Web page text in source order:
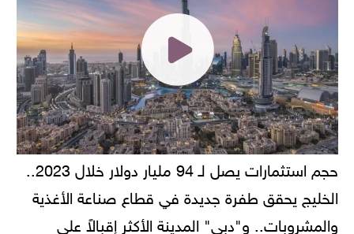
حجم استثمارات يصل لـ 94 مليار دولار خلال 2023..
الخليج يحقق طفرة جديدة في قطاع صناعة الأغذية
والمشروبات.. و"دبي" المدينة الأكثر إقبالاً على